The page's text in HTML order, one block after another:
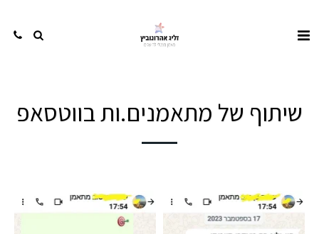
שיתוף של מתאמנים.ות בווטסאפ